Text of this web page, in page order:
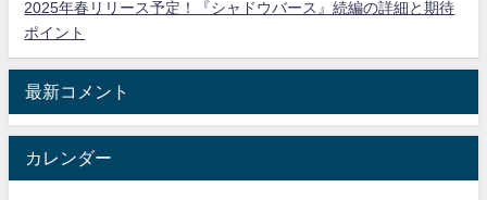
2025年春リリース予定！『シャドウバース』続編の詳細と期待
ポイント
最新コメント
カレンダー